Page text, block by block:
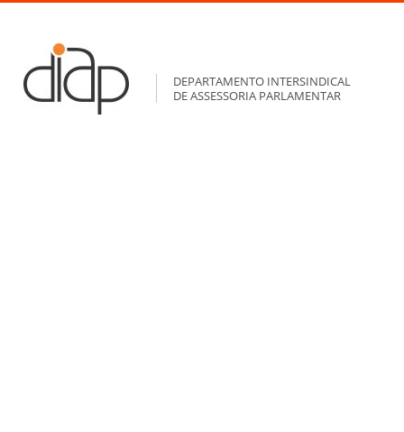
DEPARTAMENTO INTERSINDICAL
DE ASSESSORIA PARLAMENTAR